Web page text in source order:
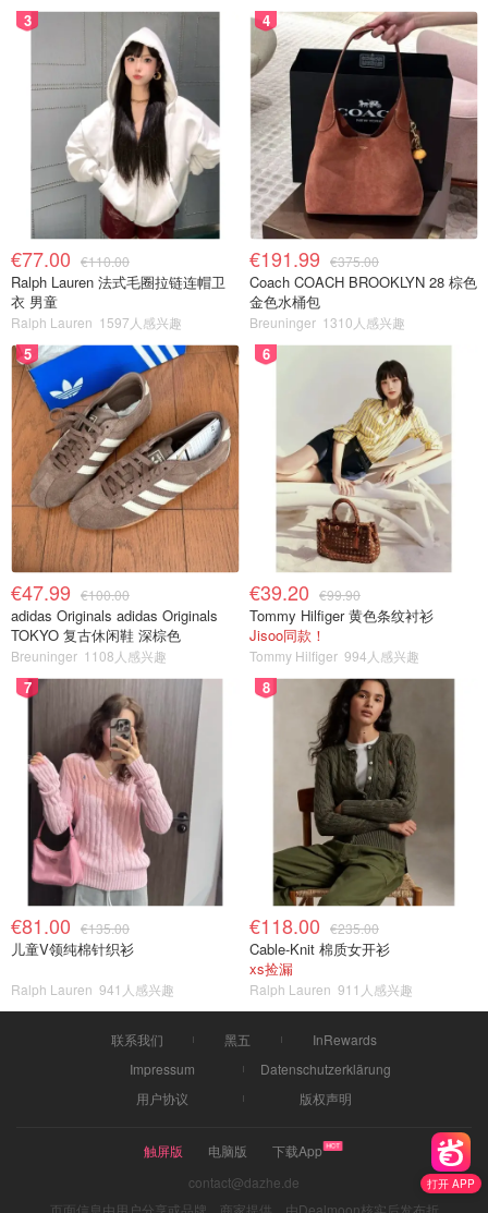
打开 APP
3
€77.00 €110.00
Ralph Lauren 法式毛圈拉链连帽卫
衣 男童
Ralph Lauren 1597人感兴趣
4
€191.99 €375.00
Coach COACH BROOKLYN 28 棕色
金色水桶包
Breuninger 1310人感兴趣
5
€47.99 €100.00
adidas Originals adidas Originals
TOKYO 复古休闲鞋 深棕色
Breuninger 1108人感兴趣
6
€39.20 €99.90
Tommy Hilfiger 黄色条纹衬衫
Jisoo同款！
Tommy Hilfiger 994人感兴趣
7
€81.00 €135.00
儿童V领纯棉针织衫
Ralph Lauren 941人感兴趣
8
€118.00 €235.00
Cable-Knit 棉质女开衫
xs捡漏
Ralph Lauren 911人感兴趣
联系我们 黑五
InRewards
Impressum
Datenschutzerklärung
用户协议
版权声明
触屏版 电脑版
下载App
contact@dazhe.de